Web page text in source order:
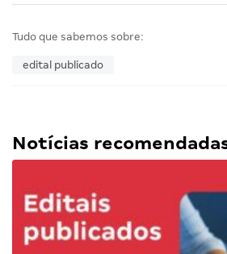
Tudo que sabemos sobre:
edital publicado
Notícias